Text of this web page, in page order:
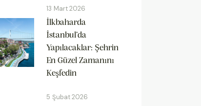
13 Mart 2026
İlkbaharda
İstanbul’da
Yapılacaklar: Şehrin
En Güzel Zamanını
Keşfedin
5 Şubat 2026